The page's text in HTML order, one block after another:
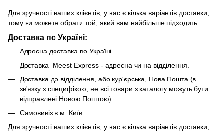
Для зручності наших клієнтів, у нас є кілька варіантів доставки,
тому ви можете обрати той, який вам найбільше підходить.
Доставка по Україні:
Адресна доставка по Україні
Доставка Meest Express - адресна чи на відділення.
Доставка до відділення, або кур'єрська, Нова Пошта (в
зв'язку з специфікою, не всі товари з каталогу можуть бути
відправлені Новою Поштою)
Самовивіз в м. Київ
Для зручності наших клієнтів, у нас є кілька варіантів доставки,